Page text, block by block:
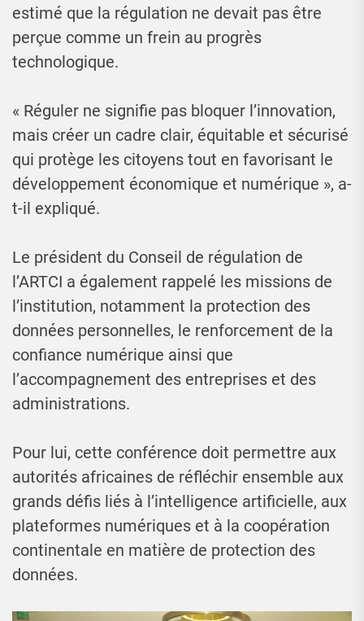
estimé que la régulation ne devait pas être
perçue comme un frein au progrès
technologique.
« Réguler ne signifie pas bloquer l’innovation,
mais créer un cadre clair, équitable et sécurisé
qui protège les citoyens tout en favorisant le
développement économique et numérique », a-
t-il expliqué.
Le président du Conseil de régulation de
l’ARTCI a également rappelé les missions de
l’institution, notamment la protection des
données personnelles, le renforcement de la
confiance numérique ainsi que
l’accompagnement des entreprises et des
administrations.
Pour lui, cette conférence doit permettre aux
autorités africaines de réfléchir ensemble aux
grands défis liés à l’intelligence artificielle, aux
plateformes numériques et à la coopération
continentale en matière de protection des
données.